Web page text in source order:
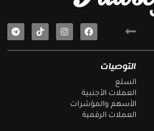
التوصيات
السلع
العملات الأجنبية
الأسهم والمؤشرات
العملات الرقمية
F
a
e
T
e
e